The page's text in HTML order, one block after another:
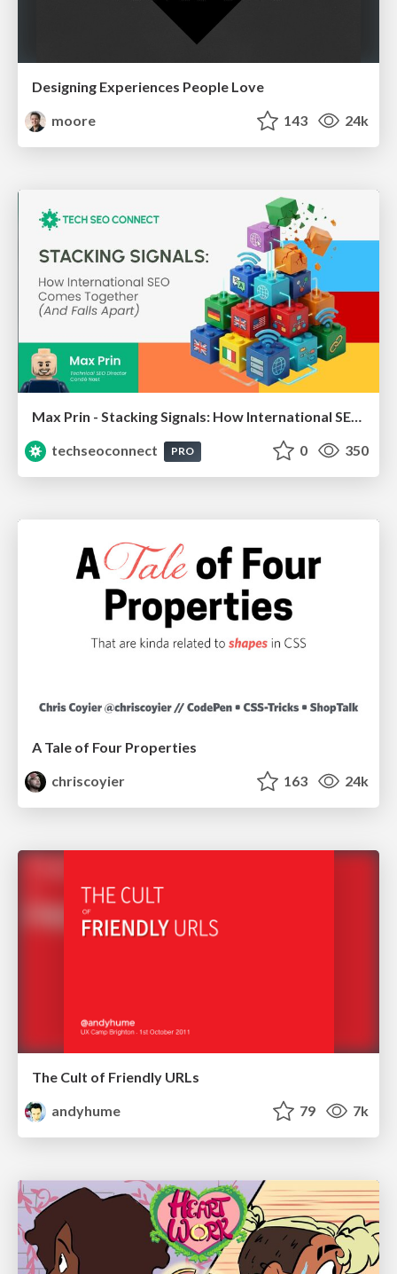
Designing Experiences People Love
moore
143 24k
Max Prin - Stacking Signals: How International SEO Comes Together (And Falls Apart)
techseoconnect
PRO 0 350
A Tale of Four Properties
chriscoyier
163 24k
The Cult of Friendly URLs
andyhume
79 7k